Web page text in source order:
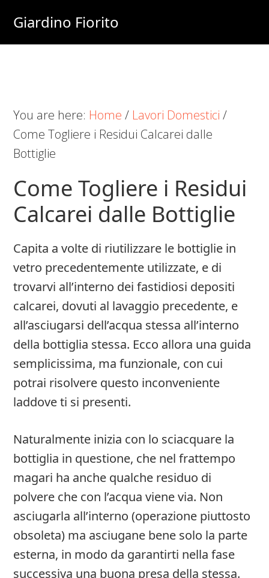
main
primary
footer
Giardino Fiorito
You are here: Home / Lavori Domestici /
Come Togliere i Residui Calcarei dalle
Bottiglie
Come Togliere i Residui
Calcarei dalle Bottiglie
Capita a volte di riutilizzare le bottiglie in
vetro precedentemente utilizzate, e di
trovarvi all’interno dei fastidiosi depositi
calcarei, dovuti al lavaggio precedente, e
all’asciugarsi dell’acqua stessa all’interno
della bottiglia stessa. Ecco allora una guida
semplicissima, ma funzionale, con cui
potrai risolvere questo inconveniente
laddove ti si presenti.
Naturalmente inizia con lo sciacquare la
bottiglia in questione, che nel frattempo
magari ha anche qualche residuo di
polvere che con l’acqua viene via. Non
asciugarla all’interno (operazione piuttosto
obsoleta) ma asciugane bene solo la parte
esterna, in modo da garantirti nella fase
successiva una buona presa della stessa.